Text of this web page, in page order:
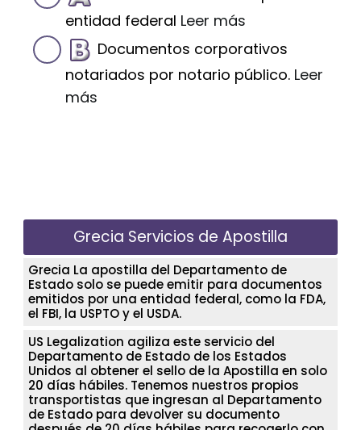
entidad federal Leer más
Documentos corporativos
notariados por notario público. Leer
más
Grecia Servicios de Apostilla
Grecia La apostilla del Departamento de
Estado solo se puede emitir para documentos
emitidos por una entidad federal, como la FDA,
el FBI, la USPTO y el USDA.
US Legalization agiliza este servicio del
Departamento de Estado de los Estados
Unidos al obtener el sello de la Apostilla en solo
20 días hábiles. Tenemos nuestros propios
transportistas que ingresan al Departamento
de Estado para devolver su documento